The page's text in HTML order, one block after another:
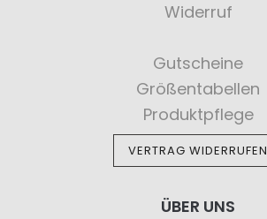
Widerruf
Gutscheine
Größentabellen
Produktpflege
VERTRAG WIDERRUFEN
ÜBER UNS